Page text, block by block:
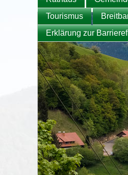
Tourismus
Erklärung zur